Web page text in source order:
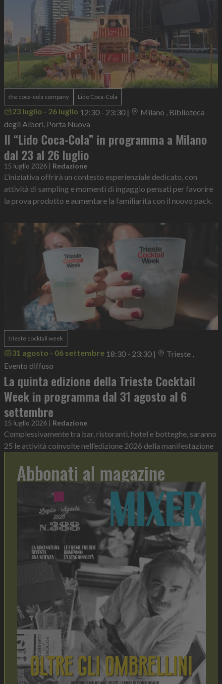
the coca-cola company Lido Coca-Cola
23 luglio - 26 luglio 12:30 - 23:30 |
Milano , Biblioteca
degli Alberi, Porta Nuova
Il “Lido Coca-Cola” in programma a Milano
dal 23 al 26 luglio
15 luglio 2026 | Redazione
L’iniziativa offrirà un contesto esperienziale dedicato, con
attività di sampling e momenti di ingaggio pensati per favorire
la prova prodotto e aumentare la familiarità con il nuovo pack.
trieste cocktail week
31 agosto - 06 settembre 18:30 - 23:30 |
Trieste ,
Evento diffuso
La quinta edizione della Trieste Cocktail
Week in programma dal 31 agosto al 6
settembre
15 luglio 2026 | Redazione
Complessivamente tra bar, ristoranti, hotel e botteghe, saranno
25 le attività coinvolte nell’edizione 2026 della manifestazione
Abbonati al magazine